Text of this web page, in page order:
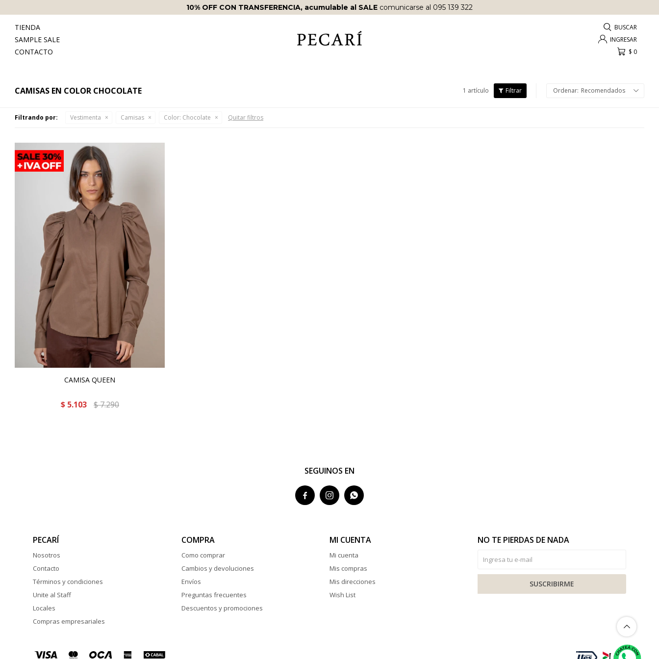
10% OFF CON TRANSFERENCIA, acumulable al SALE comunicarse al 095 139 322
TIENDA
SAMPLE SALE
CONTACTO
$ 0
CAMISAS EN COLOR CHOCOLATE 1 artículo Recomendados
Filtrando por: Vestimenta Camisas Color: Chocolate Quitar filtros
CAMISA QUEEN
$ 5.103 $7.290
SEGUINOS EN
  
PECARÍ
Nosotros
Contacto
Términos y condiciones
Unite al Staff
Locales
Compras empresariales
COMPRA
Como comprar
Cambios y devoluciones
Envíos
Preguntas frecuentes
Descuentos y promociones
MI CUENTA
Mi cuenta
Mis compras
Mis direcciones
Wish List
NO TE PIERDAS DE NADA
SUSCRIBIRME